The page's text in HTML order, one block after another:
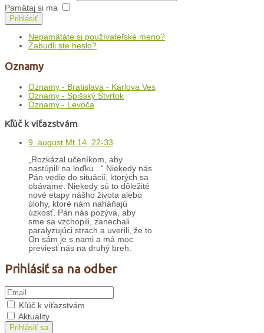
Pamätaj si ma
Prihlásiť
Nepamätáte si používateľské meno?
Zabudli ste heslo?
Oznamy
Oznamy - Bratislava - Karlova Ves
Oznamy - Spišský Štvrtok
Oznamy - Levoča
Kľúč k víťazstvám
9. august Mt 14, 22-33
„Rozkázal učeníkom, aby
nastúpili na loďku...“ Niekedy nás
Pán vedie do situácií, ktorých sa
obávame. Niekedy sú to dôležité
nové etapy nášho života alebo
úlohy, ktoré nám naháňajú
úzkosť. Pán nás pozýva, aby
sme sa vzchopili, zanechali
paralyzujúci strach a uverili, že to
On sám je s nami a má moc
previesť nás na druhý breh.
Prihlásiť sa na odber
Kľúč k víťazstvám
Aktuality
Prihlásiť sa